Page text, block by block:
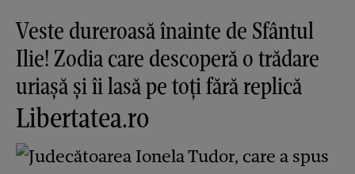
Veste dureroasă înainte de Sfântul
Ilie! Zodia care descoperă o trădare
uriașă și îi lasă pe toți fără replică
Libertatea.ro